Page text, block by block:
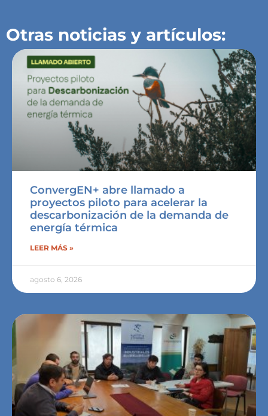
Otras noticias y artículos:
ConvergEN+ abre llamado a
proyectos piloto para acelerar la
descarbonización de la demanda de
energía térmica
LEER MÁS »
agosto 6, 2026